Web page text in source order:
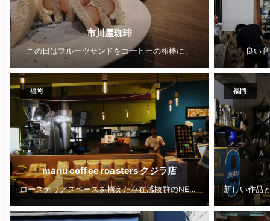
市川屋珈琲
この日はフルーツサンドをコーヒーの相棒に。 良い
福岡
manu coffee roasters クジラ店
ローステリアスペースを構えた存在感抜群のNEWショップ
福岡